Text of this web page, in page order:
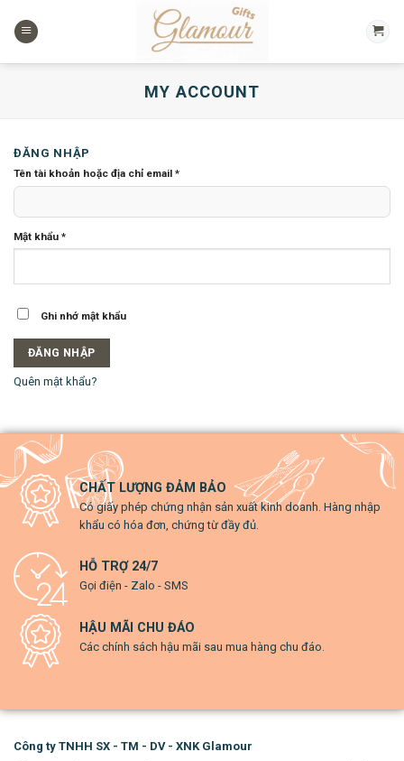
đến
dung
MY ACCOUNT
ĐĂNG NHẬP
Tên tài khoản hoặc địa chỉ email *
Mật khẩu *
Ghi nhớ mật khẩu
ĐĂNG NHẬP
Quên mật khẩu?
CHẤT LƯỢNG ĐẢM BẢO
Có giấy phép chứng nhận sản xuất kinh doanh. Hàng nhập
khẩu có hóa đơn, chứng từ đầy đủ.
HỖ TRỢ 24/7
Gọi điện - Zalo - SMS
HẬU MÃI CHU ĐÁO
Các chính sách hậu mãi sau mua hàng chu đáo.
Công ty TNHH SX - TM - DV - XNK Glamour